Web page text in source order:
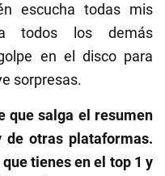
escucha todas mis
todos los demás
en el disco para
sorpresas.
que salga el resumen
de otras plataformas.
tienes en el top 1 y